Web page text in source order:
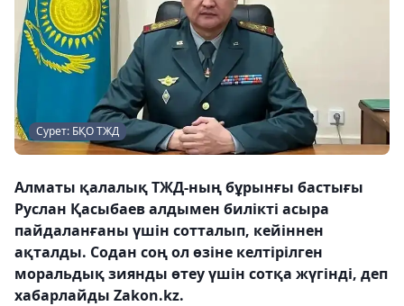
Сурет: БҚО ТЖД
Алматы қалалық ТЖД-ның бұрынғы бастығы
Руслан Қасыбаев алдымен билікті асыра
пайдаланғаны үшін сотталып, кейіннен
ақталды. Содан соң ол өзіне келтірілген
моральдық зиянды өтеу үшін сотқа жүгінді, деп
хабарлайды Zakon.kz.